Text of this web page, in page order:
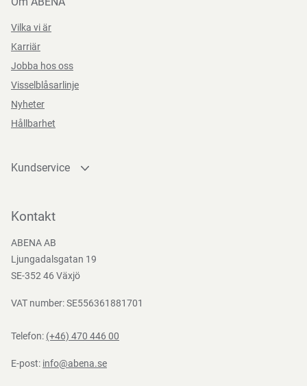
Vilka vi är
Karriär
Jobba hos oss
Visselblåsarlinje
Nyheter
Hållbarhet
Kundservice
Bli kund
Nedladdningar
Kontakt
ABENA AB
Ljungadalsgatan 19
SE-352 46 Växjö
VAT number: SE556361881701
Telefon: (+46) 470 446 00
E-post: info@abena.se